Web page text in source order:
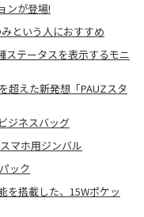
ンが登場!
という人におすすめ
テータスを表示するモニ
超えた新発想「PAUZスタ
ジネスバッグ
マホ用ジンバル
ック
搭載した、15Wポケッ